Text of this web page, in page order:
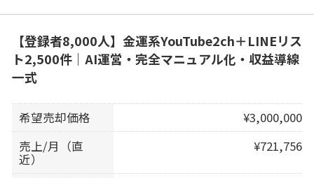
【登録者8,000人】金運系YouTube2ch＋LINEリス
ト2,500件｜AI運営・完全マニュアル化・収益導線
一式
希望売却価格
¥3,000,000
売上/月（直
近）
¥721,756